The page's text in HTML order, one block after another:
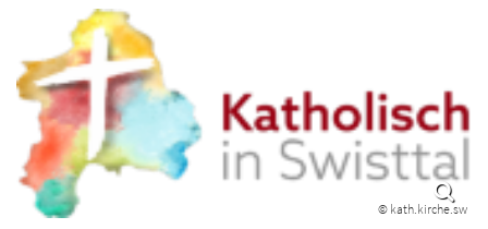
© kath.kirche.sw